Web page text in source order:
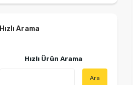
Hızlı Arama
Hızlı Ürün Arama
Ara